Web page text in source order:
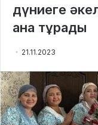
дүниеге
ана тұрады
21.11.2023